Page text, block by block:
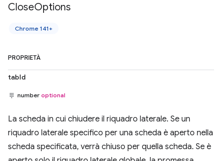
CloseOptions
Chrome 141+
PROPRIETÀ
tabId
number optional
La scheda in cui chiudere il riquadro laterale. Se un
riquadro laterale specifico per una scheda è aperto nella
scheda specificata, verrà chiuso per quella scheda. Se è